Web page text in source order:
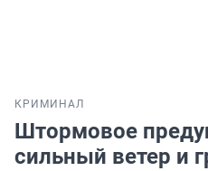
КРИМИНАЛ
Штормовое
сильный ветер и